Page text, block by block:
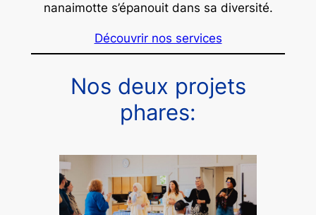
nanaimotte s’épanouit dans sa diversité.
Découvrir nos services
Nos deux projets
phares: